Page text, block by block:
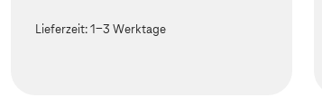
Lieferzeit:1-3 Werktage